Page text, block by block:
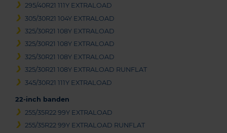
295/40R21 111Y EXTRALOAD
305/30R21 104Y EXTRALOAD
325/30R21 108Y EXTRALOAD
325/30R21 108Y EXTRALOAD
325/30R21 108Y EXTRALOAD
325/30R21 108Y EXTRALOAD RUNFLAT
345/30R21 111Y EXTRALOAD
22-inch banden
255/35R22 99Y EXTRALOAD
255/35R22 99Y EXTRALOAD RUNFLAT